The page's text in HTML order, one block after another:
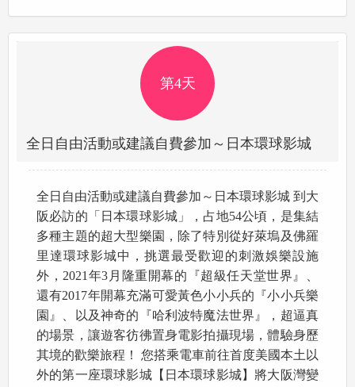
第4天
全日自由活動或建議自費參加～日本環球影城
全日自由活動或建議自費參加～日本環球影城 到大
阪必訪的「日本環球影城」，占地54公頃，是集結
多種主題的超大型樂園，除了特別從好萊塢及佛羅
里達環球影城中，挑選最受歡迎的刺激娛樂設施
外，2021年3月隆重開幕的『超級任天堂世界』、
還有2017年開幕充滿可愛黃色小小兵的『小小兵樂
園』、以及神奇的『哈利波特魔法世界』，超逼真
的場景，讓遊客彷彿置身電影拍攝現場，體驗身歷
其境的歡樂旅程！ 您搭乘電車前往首度美國本土以
外的第一座環球影城【日本環球影城】將大阪灣變